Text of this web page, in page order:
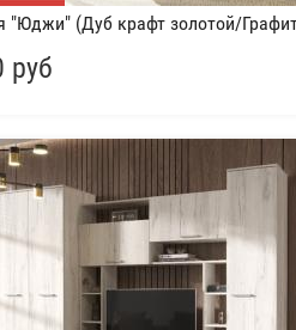
"Юджи" (Дуб крафт золотой/
руб